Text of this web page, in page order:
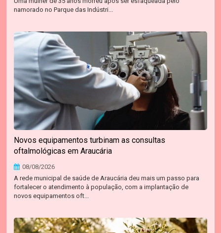
namorado no Parque das Indústri...
Novos equipamentos turbinam as consultas
oftalmológicas em Araucária
08/08/2026
A rede municipal de saúde de Araucária deu mais um passo para
fortalecer o atendimento à população, com a implantação de
novos equipamentos oft...